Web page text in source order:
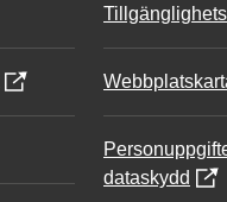
dataskydd